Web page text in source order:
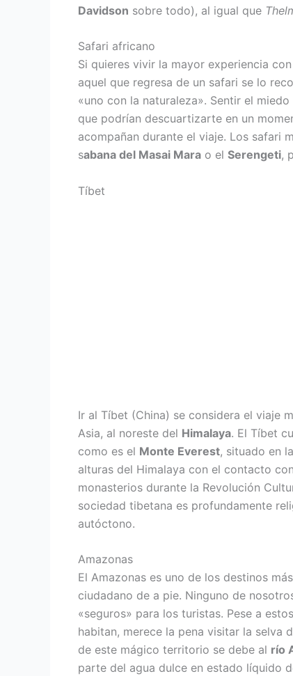
Davidson sobre todo), al igual que
Safari africano
Si quieres vivir la mayor experiencia
aquel que regresa de un safari se lo
«uno con la naturaleza». Sentir el
que podrían descuartizarte en un
acompañan durante el viaje. Los safari
sabana del Masai Mara o el Serengeti,
Tíbet
Ir al Tíbet (China) se considera el viaje
Asia, al noreste del Himalaya. El Tíbet
como es el Monte Everest, situado en
alturas del Himalaya con el contacto
monasterios durante la Revolución
sociedad tibetana es profundamente
autóctono.
Amazonas
El Amazonas es uno de los destinos
ciudadano de a pie. Ninguno de
«seguros» para los turistas. Pese a
habitan, merece la pena visitar la selva
de este mágico territorio se debe al río
parte del agua dulce en estado líquido